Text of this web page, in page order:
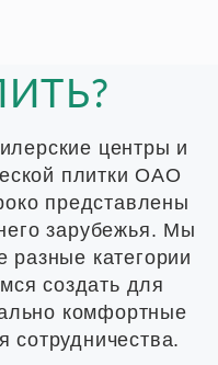
центры и
плитки ОАО
представлены
зарубежья. Мы
категории
создать для
комфортные